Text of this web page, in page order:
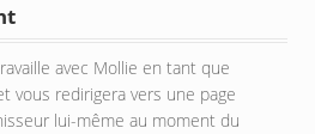
avec Mollie en tant que
vous redirigera vers une page
lui-même au moment du